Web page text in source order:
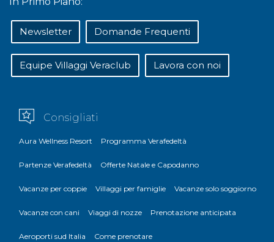
Newsletter Domande Frequenti
Equipe Villaggi Veraclub Lavora con noi
Consigliati
Aura Wellness Resort Programma Verafedeltà
Partenze Verafedeltà Offerte Natale e Capodanno
Vacanze per coppie Villaggi per famiglie Vacanze solo soggiorno
Vacanze con cani Viaggi di nozze Prenotazione anticipata
Aeroporti sud Italia Come prenotare